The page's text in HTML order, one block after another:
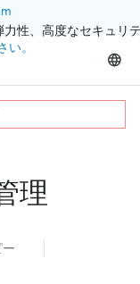
性、高度なセキュリ
い。
理